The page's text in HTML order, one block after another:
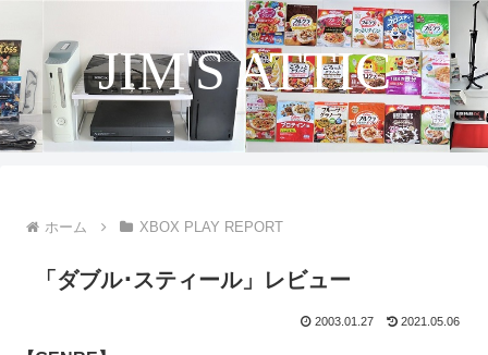
JIM'S ATTIC
ホーム XBOX PLAY REPORT
「ダブル･スティール」レビュー
2003.01.27 2021.05.06